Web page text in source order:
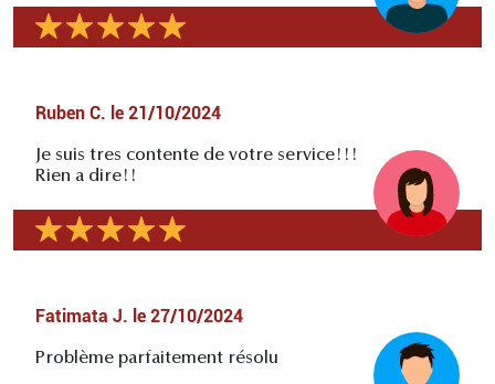
Ruben C. le 21/10/2024
Je suis tres contente de votre service!!!
Rien a dire!!
Fatimata J. le 27/10/2024
Problème parfaitement résolu